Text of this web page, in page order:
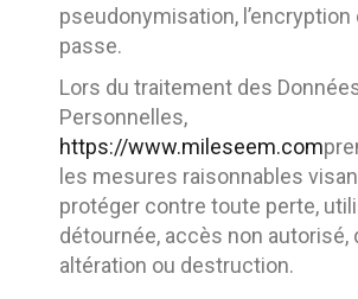
pseudonymisation,
passe.
Lors du traitement des
Personnelles,
https://www.mileseem.com
les mesures raisonnables
protéger contre toute perte,
détournée, accès non autorisé,
altération ou destruction.